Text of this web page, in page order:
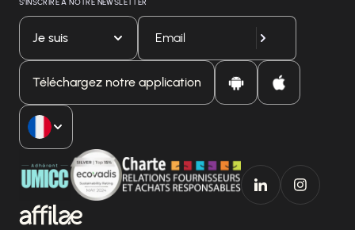
S'INSCRIRE À NOTRE NEWSLETTER
Je suis
Téléchargez notre application